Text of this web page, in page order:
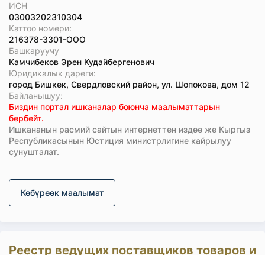
ИСН
03003202310304
Каттоо номери:
216378-3301-ООО
Башкаруучу
Камчибеков Эрен Кудайбергенович
Юридикалык дареги:
город Бишкек, Свердловский район, ул. Шопокова, дом 12
Байланышуу:
Биздин портал ишканалар боюнча маалыматтарын
бербейт.
Ишкананын расмий сайтын интернеттен издөө же Кыргыз
Республикасынын Юстиция министрлигине кайрылуу
сунушталат.
Көбүрөөк маалымат
Реестр ведущих поставщиков товаров и